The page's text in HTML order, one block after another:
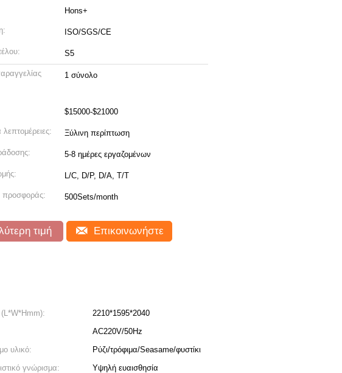
Hons+
ISO/SGS/CE
S5
1 σύνολο
$15000-$21000
Ξύλινη περίπτωση
5-8 ημέρες εργαζομένων
L/C, D/P, D/A, T/T
προσφοράς: 500Sets/month
τιμή Επικοινωνήστε
2210*1595*2040
AC220V/50Hz
υλικό:
Ρύζι/τρόφιμα/Seasame/φυστίκι
γνώρισμα:
Υψηλή ευαισθησία